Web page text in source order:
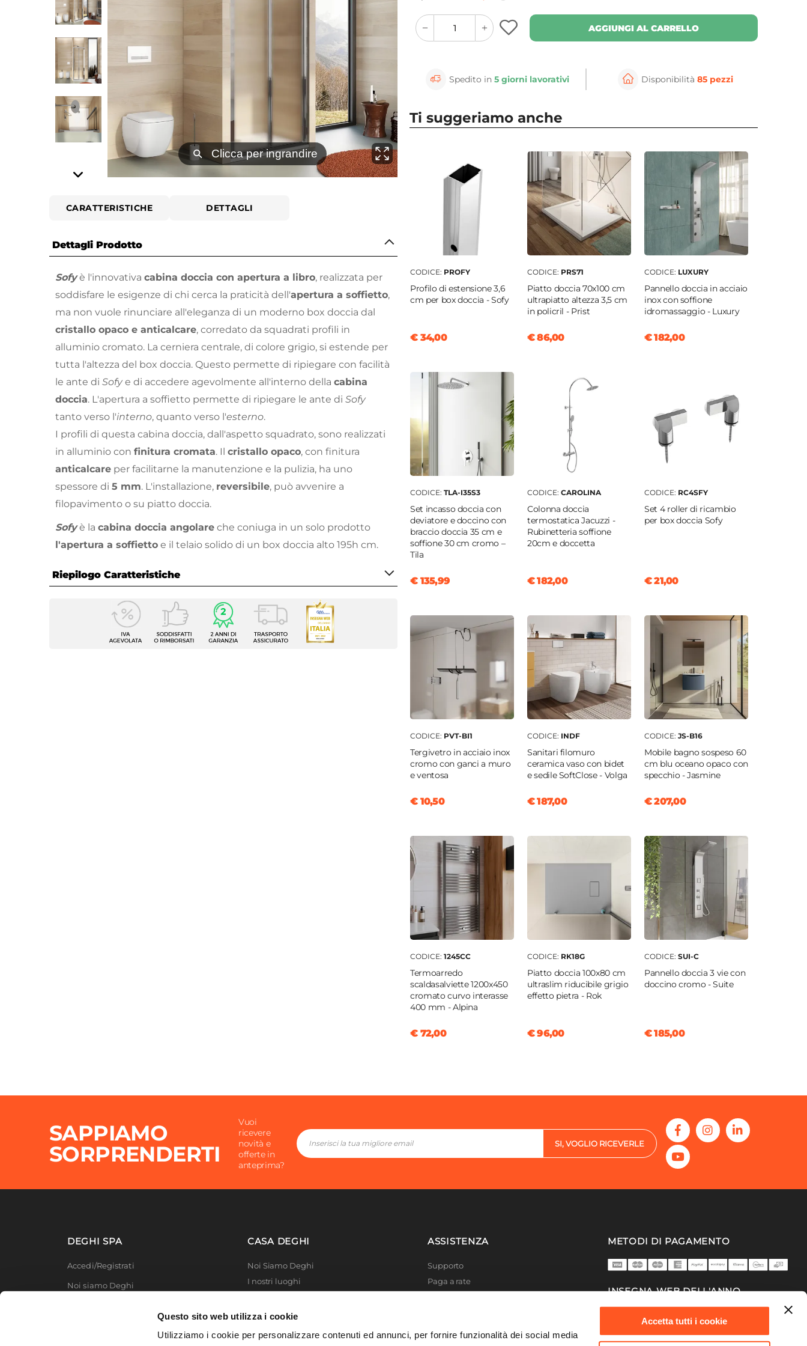
Questo sito web utilizza i cookie
Utilizziamo i cookie per personalizzare contenuti ed annunci, per fornire funzionalità dei social media
Accetta tutti i cookie
⚲ Clicca per ingrandire Clicca per ingrandire
CARATTERISTICHE DETTAGLI
Dettagli Prodotto
Sofyè l'innovativa cabina doccia con apertura a libro, realizzata per
soddisfare le esigenze di chi cerca la praticità dell'apertura a soffietto,
ma non vuole rinunciare all'eleganza di un moderno box doccia dal
cristallo opaco e anticalcare, corredato da squadrati profili in
alluminio cromato. La cerniera centrale, di colore grigio, si estende per
tutta l'altezza del box doccia. Questo permette di ripiegare con facilità
le ante di Sofy e di accedere agevolmente all'interno della cabina
doccia. L'apertura a soffietto permette di ripiegare le ante di Sofy
tanto verso l'interno, quanto verso l'esterno.
I profili di questa cabina doccia, dall'aspetto squadrato, sono realizzati
in alluminio con finitura cromata. Il cristallo opaco, con finitura
anticalcare per facilitarne la manutenzione e la pulizia, ha uno
spessore di 5 mm. L'installazione, reversibile, può avvenire a
filopavimento o su piatto doccia.
Sofyè la cabina doccia angolare che coniuga in un solo prodotto
l'apertura a soffietto e il telaio solido di un box doccia alto 195h cm.
Riepilogo Caratteristiche
Caratteristiche
Nicchia
Larghezza
100 cm
quantity
button
quantity
minus
button
AGGIUNGI AL CARRELLO
Spedito in5 giorni lavorativi Disponibilità 85 pezzi
Ti suggeriamo anche
CODICE: PROFY
Profilo di estensione 3,6
cm per box doccia - Sofy
€ 34,00
CODICE: PRS71
Piatto doccia 70x100 cm
ultrapiatto altezza 3,5 cm
in policril - Prist
€ 86,00
CODICE: LUXURY
Pannello doccia in acciaio
inox con soffione
idromassaggio - Luxury
€ 182,00
CODICE: TLA-I35S3
Set incasso doccia con
deviatore e doccino con
braccio doccia 35 cm e
soffione 30 cm cromo –
Tila
€ 135,99
CODICE: CAROLINA
Colonna doccia
termostatica Jacuzzi -
Rubinetteria soffione
20cm e doccetta
€ 182,00
CODICE: RC4SFY
Set 4 roller di ricambio
per box doccia Sofy
€ 21,00
CODICE: PVT-BI1
Tergivetro in acciaio inox
cromo con ganci a muro
e ventosa
€ 10,50
CODICE: INDF
Sanitari filomuro
ceramica vaso con bidet
e sedile SoftClose - Volga
€ 187,00
CODICE: JS-B16
Mobile bagno sospeso 60
cm blu oceano opaco con
specchio - Jasmine
€ 207,00
CODICE: 1245CC
Termoarredo
scaldasalviette 1200x450
cromato curvo interasse
400 mm - Alpina
€ 72,00
CODICE: RK18G
Piatto doccia 100x80 cm
ultraslim riducibile grigio
effetto pietra - Rok
€ 96,00
CODICE: SUI-C
Pannello doccia 3 vie con
doccino cromo - Suite
€ 185,00
SAPPIAMO
SORPRENDERTI
Vuoi
ricevere
novità e
offerte in
anteprima?
SI, VOGLIO RICEVERLE
DEGHI SPA
Accedi/Registrati
Noi siamo Deghi
CASA DEGHI
Noi Siamo Deghi
I nostri luoghi
MFT - La produzione
ASSISTENZA
Supporto
Paga a rate
METODI DI PAGAMENTO
INSEGNA WEB DELL'ANNO